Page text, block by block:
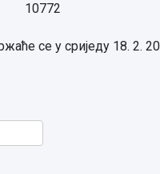
10772
се у сриједу 18. 2.